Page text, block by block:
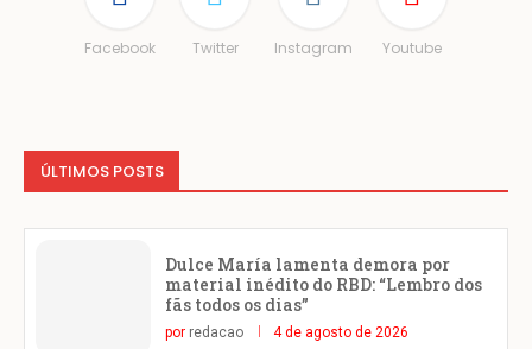
Facebook Twitter Instagram Youtube
ÚLTIMOS POSTS
Dulce María lamenta demora por
material inédito do RBD: “Lembro dos
fãs todos os dias”
por redacao 4 de agosto de 2026